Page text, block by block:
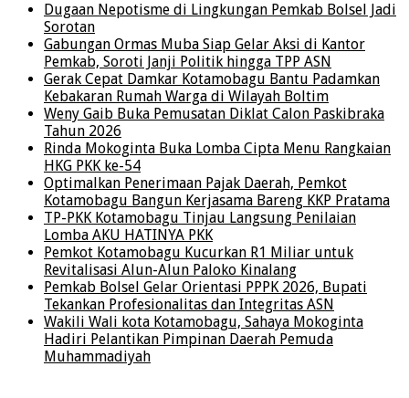
Dugaan Nepotisme di Lingkungan Pemkab Bolsel Jadi
Sorotan
Gabungan Ormas Muba Siap Gelar Aksi di Kantor
Pemkab, Soroti Janji Politik hingga TPP ASN
Gerak Cepat Damkar Kotamobagu Bantu Padamkan
Kebakaran Rumah Warga di Wilayah Boltim
Weny Gaib Buka Pemusatan Diklat Calon Paskibraka
Tahun 2026
Rinda Mokoginta Buka Lomba Cipta Menu Rangkaian
HKG PKK ke-54
Optimalkan Penerimaan Pajak Daerah, Pemkot
Kotamobagu Bangun Kerjasama Bareng KKP Pratama
TP-PKK Kotamobagu Tinjau Langsung Penilaian
Lomba AKU HATINYA PKK
Pemkot Kotamobagu Kucurkan R1 Miliar untuk
Revitalisasi Alun-Alun Paloko Kinalang
Pemkab Bolsel Gelar Orientasi PPPK 2026, Bupati
Tekankan Profesionalitas dan Integritas ASN
Wakili Wali kota Kotamobagu, Sahaya Mokoginta
Hadiri Pelantikan Pimpinan Daerah Pemuda
Muhammadiyah